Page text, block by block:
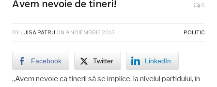
Avem nevoie de tineri! 0
BY LUISA PATRU ON 9 NOIEMBRIE 2013 POLITIC
Facebook Twitter LinkedIn
„Avem nevoie ca tinerii să se implice, la nivelul partidului, în